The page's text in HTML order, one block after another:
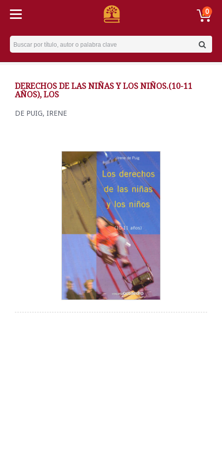
0
Username
DERECHOS DE LAS NIÑAS Y LOS NIÑOS.(10-11
AÑOS), LOS
DE PUIG, IRENE